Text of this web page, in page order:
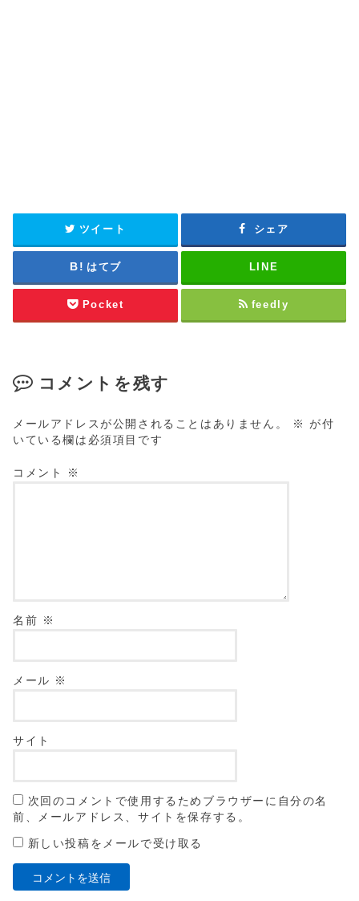
ツイート シェア
はてブ LINE
Pocket feedly
コメントを残す
メールアドレスが公開されることはありません。 ※ が付
いている欄は必須項目です
コメント ※
名前 ※
メール ※
サイト
次回のコメントで使用するためブラウザーに自分の名
前、メールアドレス、サイトを保存する。
新しい投稿をメールで受け取る